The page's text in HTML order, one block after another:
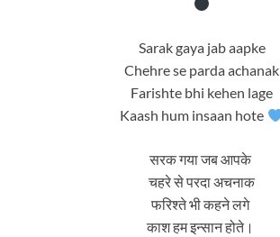
Sarak gaya jab aapke
Chehre se parda achanak
Farishte bhi kehen lage
Kaash hum insaan hote
सरक गया जब आपके
चहरे से परदा अचनाक
फरिश्ते भी कहने लगे
काश हम इन्सान होते।